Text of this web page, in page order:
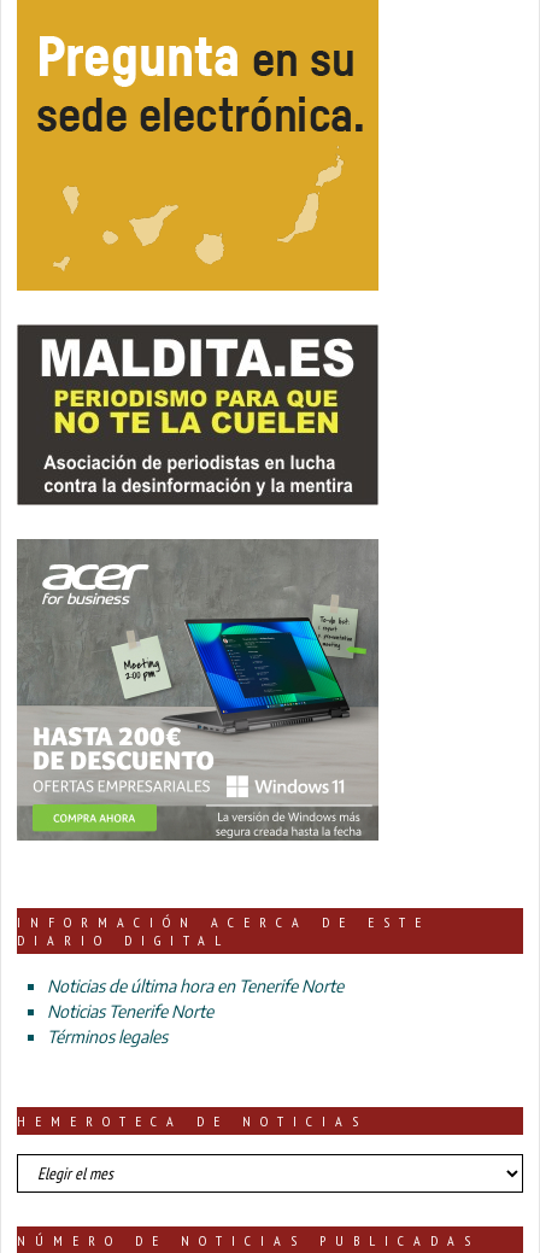
INFORMACIÓN ACERCA DE ESTE
DIARIO DIGITAL
Noticias de última hora en Tenerife Norte
Noticias Tenerife Norte
Términos legales
HEMEROTECA DE NOTICIAS
HEMEROTECA
DE
NÚMERO DE NOTICIAS PUBLICADAS